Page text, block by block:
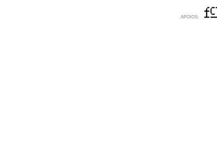
APOIOS: